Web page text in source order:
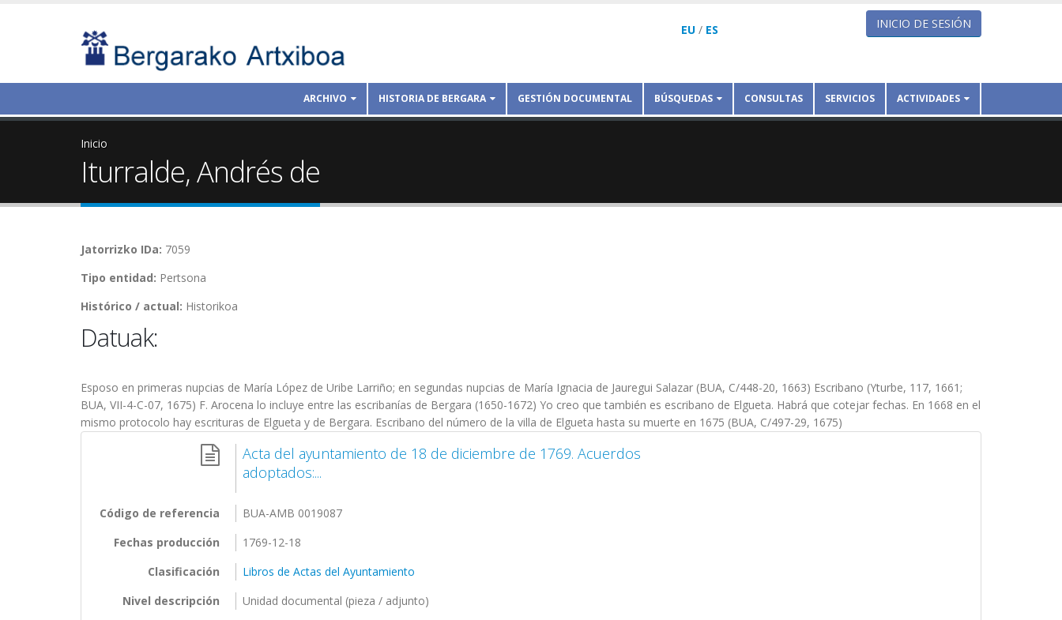
EU / ES INICIO DE SESIÓN
ARCHIVO HISTORIA DE BERGARA GESTIÓN DOCUMENTAL BÚSQUEDAS CONSULTAS SERVICIOS ACTIVIDADES
Inicio
Iturralde, Andrés de
Jatorrizko IDa: 7059
Tipo entidad: Pertsona
Histórico / actual: Historikoa
Datuak:
Esposo en primeras nupcias de María López de Uribe Larriño; en segundas nupcias de María Ignacia de Jauregui Salazar (BUA, C/448-20, 1663) Escribano (Yturbe, 117, 1661;
BUA, VII-4-C-07, 1675) F. Arocena lo incluye entre las escribanías de Bergara (1650-1672) Yo creo que también es escribano de Elgueta. Habrá que cotejar fechas. En 1668 en el
mismo protocolo hay escrituras de Elgueta y de Bergara. Escribano del número de la villa de Elgueta hasta su muerte en 1675 (BUA, C/497-29, 1675)
Acta del ayuntamiento de 18 de diciembre de 1769. Acuerdos
adoptados:...
Código de referencia
BUA-AMB 0019087
Fechas producción
1769-12-18
Clasificación
Libros de Actas del Ayuntamiento
Nivel descripción
Unidad documental (pieza / adjunto)